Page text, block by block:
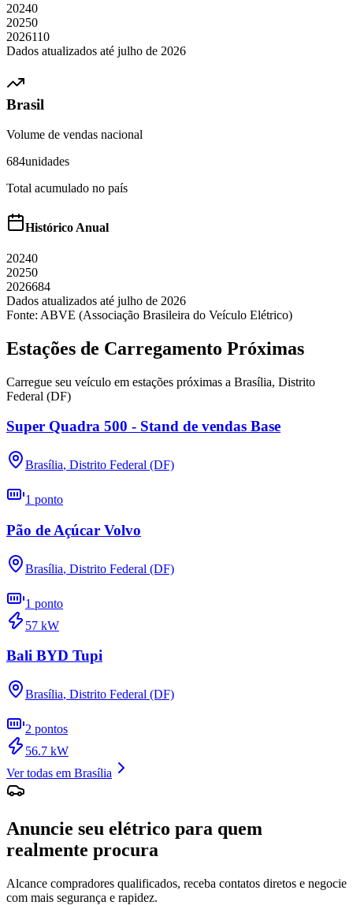
20240
20250
2026110
Dados atualizados até julho de 2026
Brasil
Volume de vendas nacional
684unidades
Total acumulado no país
Histórico Anual
20240
20250
2026684
Dados atualizados até julho de 2026
Fonte: ABVE (Associação Brasileira do Veículo Elétrico)
Estações de Carregamento Próximas
Carregue seu veículo em estações próximas a Brasília, Distrito
Federal (DF)
Super Quadra 500 - Stand de vendas Base
Brasília, Distrito Federal (DF)
1 ponto
Pão de Açúcar Volvo
Brasília, Distrito Federal (DF)
1 ponto
57 kW
Bali BYD Tupi
Brasília, Distrito Federal (DF)
2 pontos
56.7 kW
Ver todas em Brasília
Anuncie seu elétrico para quem
realmente procura
Alcance compradores qualificados, receba contatos diretos e negocie
com mais segurança e rapidez.